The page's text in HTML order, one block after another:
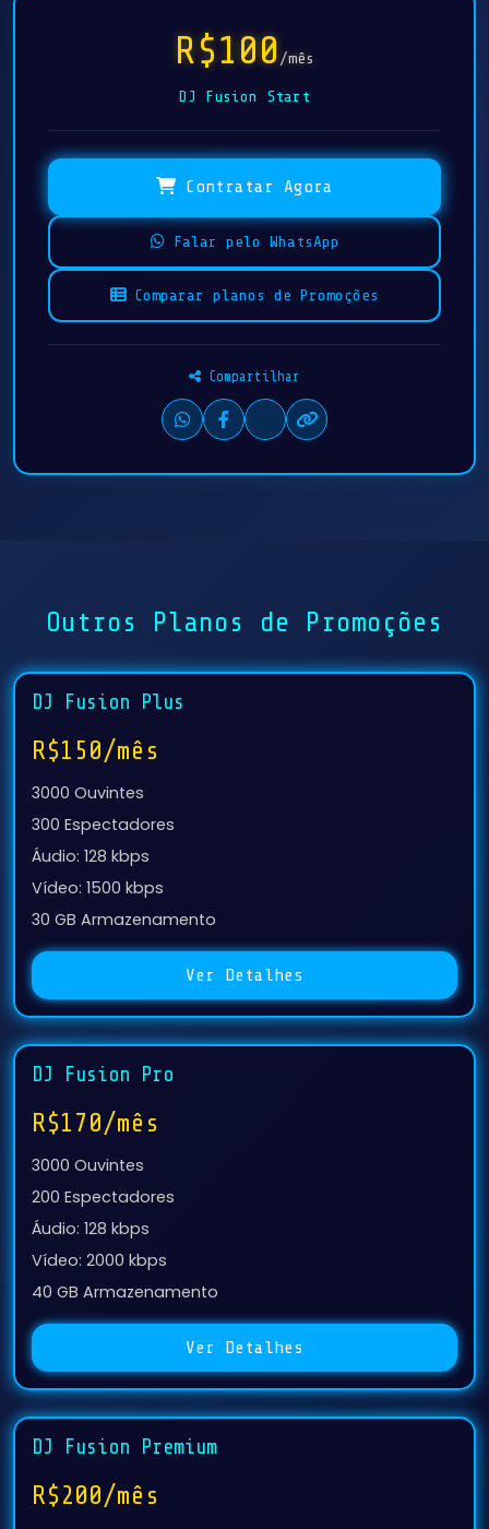
R$100 /mês
DJ Fusion Start
Contratar Agora
Falar pelo WhatsApp
Comparar planos de Promoções
Compartilhar
Outros Planos de Promoções
DJ Fusion Plus
R$150/mês
3000 Ouvintes
300 Espectadores
Áudio: 128 kbps
Vídeo: 1500 kbps
30 GB Armazenamento
Ver Detalhes
DJ Fusion Pro
R$170/mês
3000 Ouvintes
200 Espectadores
Áudio: 128 kbps
Vídeo: 2000 kbps
40 GB Armazenamento
Ver Detalhes
DJ Fusion Premium
R$200/mês